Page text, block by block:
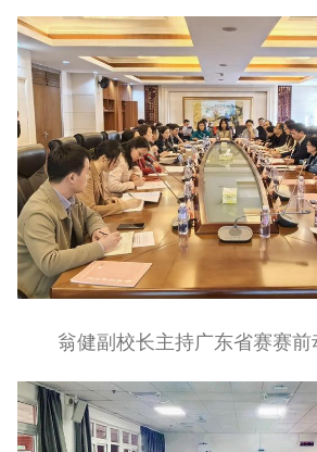
翁健副校长主持广东省赛赛